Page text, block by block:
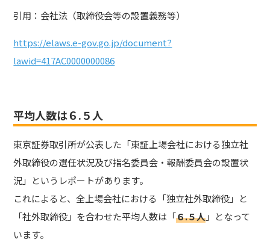
引用：会社法（取締役会等の設置義務等）
https://elaws.e-gov.go.jp/document?
lawid=417AC0000000086
平均人数は６.５人
東京証券取引所が公表した「東証上場会社における独立社
外取締役の選任状況及び指名委員会・報酬委員会の設置状
況」というレポートがあります。
これによると、全上場会社における「独立社外取締役」と
「社外取締役」を合わせた平均人数は「６.５人」となって
います。